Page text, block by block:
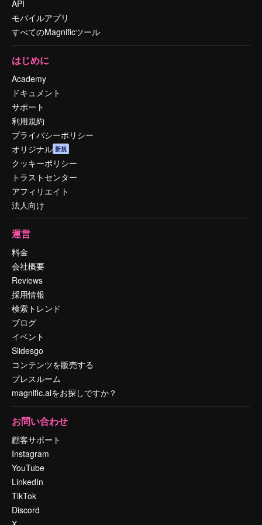
API
モバイルアプリ
すべてのMagnificツール
はじめに
Academy
ドキュメント
サポート
利用規約
プライバシーポリシー
オリジナル 新規
クッキーポリシー
トラストセンター
アフィリエイト
法人向け
運営
料金
会社概要
Reviews
採用情報
検索トレンド
ブログ
イベント
Slidesgo
コンテンツを販売する
プレスルーム
magnific.aiをお探しですか？
お問い合わせ
顧客サポート
Instagram
YouTube
LinkedIn
TikTok
Discord